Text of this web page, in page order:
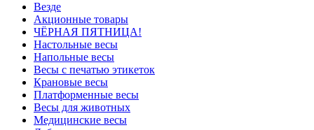
Везде
Акционные товары
ЧЁРНАЯ ПЯТНИЦА!
Настольные весы
Напольные весы
Весы с печатью этикеток
Крановые весы
Платформенные весы
Весы для животных
Медицинские весы